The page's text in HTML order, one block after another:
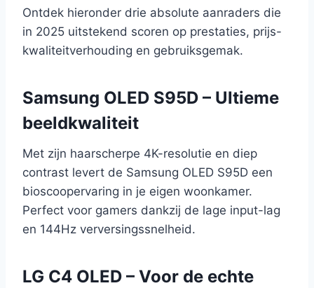
Ontdek hieronder drie absolute aanraders die
in 2025 uitstekend scoren op prestaties, prijs-
kwaliteitverhouding en gebruiksgemak.
Samsung OLED S95D – Ultieme
beeldkwaliteit
Met zijn haarscherpe 4K-resolutie en diep
contrast levert de Samsung OLED S95D een
bioscoopervaring in je eigen woonkamer.
Perfect voor gamers dankzij de lage input-lag
en 144Hz verversingssnelheid.
LG C4 OLED – Voor de echte